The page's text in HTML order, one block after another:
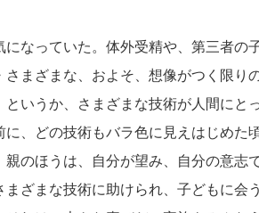
なっていた。体外受精や、第三者の
まざまな、およそ、想像がつく限り
いうか、さまざまな技術が人間にと
、どの技術もバラ色に見えはじめた頃
のほうは、自分が望み、自分の意志
ざまな技術に助けられ、子どもに会